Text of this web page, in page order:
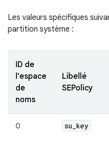
Les valeurs spécifiques
partition système :
ID de
l'espace
de
noms
Libellé
SEPolicy
0 su_key